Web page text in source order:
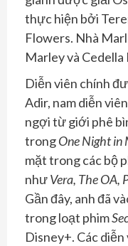
thực hiện bởi
Flowers. Nhà
Marley và
Diễn viên chính
Adir, nam diễn
ngợi từ giới phê
trongOne Night in
mặt trong các bộ
nhưVera, The OA,
Gần đây, anh đã
trong loạt phim
Disney+. Các